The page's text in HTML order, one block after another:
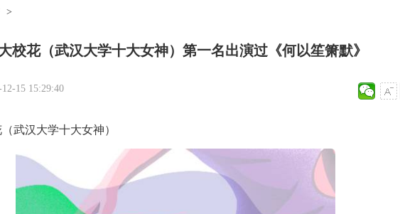
>
校花（武汉大学十大女神）第一名出演过《何以笙箫默》
12-15 15:29:40
武汉大学十大女神）